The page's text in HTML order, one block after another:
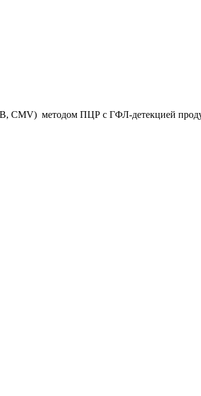
CMV) методом ПЦР с ГФЛ-детекцией